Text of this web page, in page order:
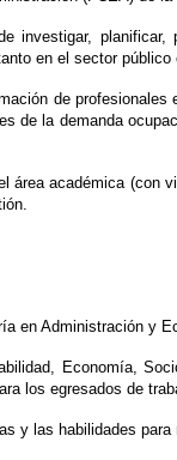
investigar,
en el sector público
de
de la demanda
área académica
en Administración y
Economía,
los egresados de
y las habilidades